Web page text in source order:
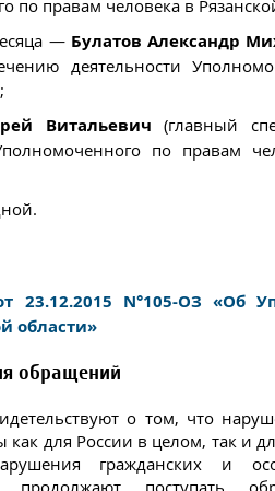
по правам человека в
— Булатов Александр
деятельности
Витальевич (главный
по правам
23.12.2015 N°105-ОЗ «Об
области»
обращений
о том, что
для России в целом, так и
гражданских и
продолжают поступать